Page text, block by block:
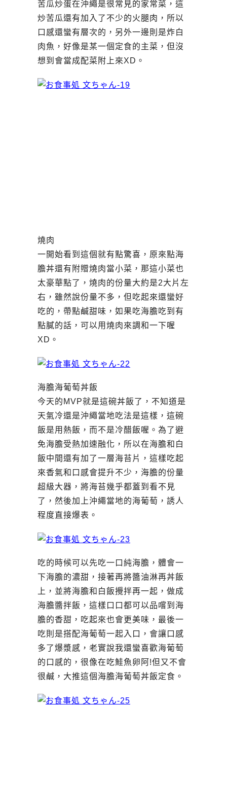
苦瓜炒蛋在沖繩是很常見的家常菜，這
炒苦瓜還有加入了不少的火腿肉，所以
口感還蠻有層次的，另外一邊則是炸白
肉魚，好像是某一個定食的主菜，但沒
想到會當成配菜附上來XD。
燒肉
一開始看到這個就有點驚喜，原來點海
膽丼還有附贈燒肉當小菜，那這小菜也
太豪華點了，燒肉的份量大約是2大片左
右，雖然說份量不多，但吃起來還蠻好
吃的，帶點鹹甜味，如果吃海膽吃到有
點膩的話，可以用燒肉來調和一下喔
XD。
海膽海葡萄丼飯
今天的MVP就是這碗丼飯了，不知道是
天氣冷還是沖繩當地吃法是這樣，這碗
飯是用熱飯，而不是冷醋飯喔。為了避
免海膽受熱加速融化，所以在海膽和白
飯中間還有加了一層海苔片，這樣吃起
來香氣和口感會提升不少，海膽的份量
超級大器，將海苔幾乎都蓋到看不見
了，然後加上沖繩當地的海葡萄，誘人
程度直接爆表。
吃的時候可以先吃一口純海膽，體會一
下海膽的濃甜，接著再將醬油淋再丼飯
上，並將海膽和白飯攪拌再一起，做成
海膽醬拌飯，這樣口口都可以品嚐到海
膽的香甜，吃起來也會更美味，最後一
吃則是搭配海葡萄一起入口，會讓口感
多了爆漿感，老實說我還蠻喜歡海葡萄
的口感的，很像在吃鮭魚卵阿!但又不會
很鹹，大推這個海膽海葡萄丼飯定食。